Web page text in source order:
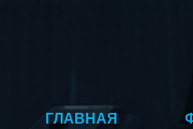
ГЛАВНАЯ